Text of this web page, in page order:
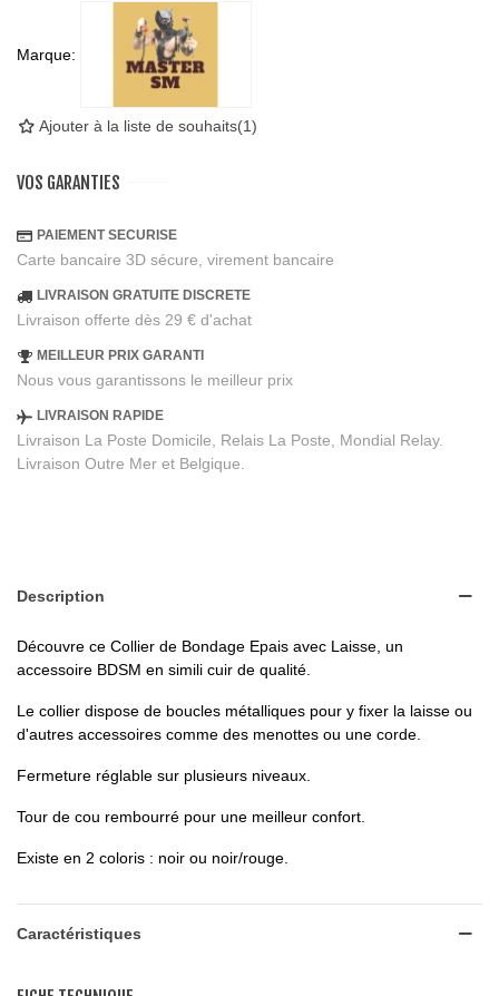
Marque:
Ajouter à la liste de souhaits(1)
VOS GARANTIES
PAIEMENT SECURISE
Carte bancaire 3D sécure, virement bancaire
LIVRAISON GRATUITE DISCRETE
Livraison offerte dès 29 € d'achat
MEILLEUR PRIX GARANTI
Nous vous garantissons le meilleur prix
LIVRAISON RAPIDE
Livraison La Poste Domicile, Relais La Poste, Mondial Relay.
Livraison Outre Mer et Belgique.
Description
Découvre ce Collier de Bondage Epais avec Laisse, un
accessoire BDSM en simili cuir de qualité.
Le collier dispose de boucles métalliques pour y fixer la laisse ou
d'autres accessoires comme des menottes ou une corde.
Fermeture réglable sur plusieurs niveaux.
Tour de cou rembourré pour une meilleur confort.
Existe en 2 coloris : noir ou noir/rouge.
Caractéristiques